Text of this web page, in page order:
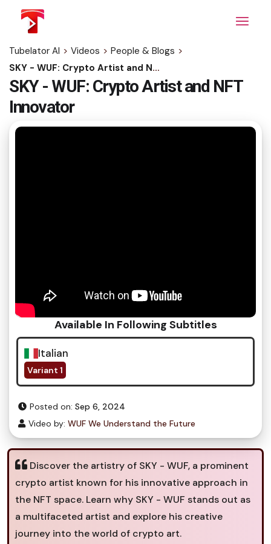
content
Tubelator AI > Videos > People & Blogs >
SKY - WUF: Crypto Artist and NFT Innovator
SKY - WUF: Crypto Artist and NFT
Innovator
Available In Following Subtitles
Italian
Variant 1
Posted on: Sep 6, 2024
Video by: WUF We Understand the Future
Discover the artistry of SKY - WUF, a prominent
crypto artist known for his innovative approach in
the NFT space. Learn why SKY - WUF stands out as
a multifaceted artist and explore his creative
journey into the world of crypto art.